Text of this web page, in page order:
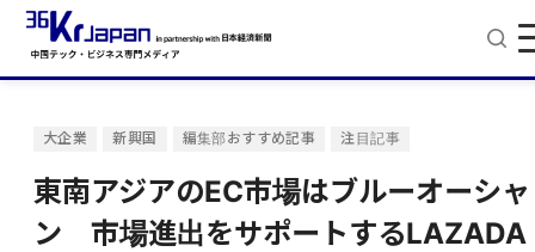
大企業 新興国 編集部おすすめ記事 注目記事
東南アジアのEC市場はブルーオーシャ
ン 市場進出をサポートするLAZADA